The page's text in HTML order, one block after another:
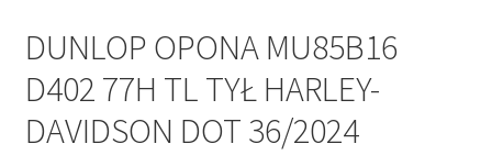
DUNLOP OPONA MU85B16
D402 77H TL TYŁ HARLEY-
DAVIDSON DOT 36/2024